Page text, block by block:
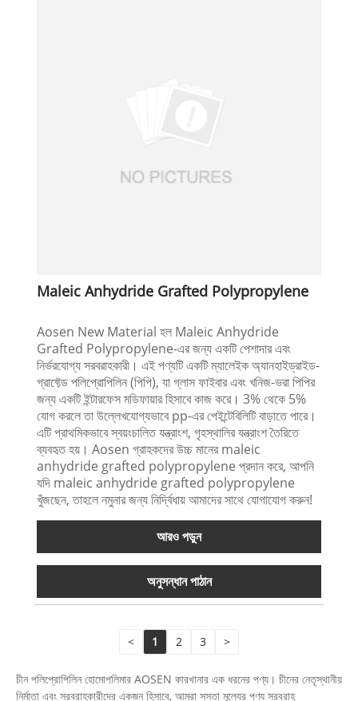
Maleic Anhydride Grafted Polypropylene
Aosen New Material হল Maleic Anhydride
Grafted Polypropylene-এর জন্য একটি পেশাদার এবং
নির্ভরযোগ্য সরবরাহকারী। এই পণ্যটি একটি ম্যালেইক অ্যানহাইড্রাইড-
গ্রাফ্টেড পলিপ্রোপিলিন (পিপি), যা গ্লাস ফাইবার এবং খনিজ-ভরা পিপির
জন্য একটি ইন্টারফেস মডিফায়ার হিসাবে কাজ করে। 3% থেকে 5%
যোগ করলে তা উল্লেখযোগ্যভাবে pp-এর পেইন্টেবিলিটি বাড়াতে পারে।
এটি প্রাথমিকভাবে স্বয়ংচালিত যন্ত্রাংশ, গৃহস্থালির যন্ত্রাংশ তৈরিতে
ব্যবহৃত হয়। Aosen গ্রাহকদের উচ্চ মানের maleic
anhydride grafted polypropylene প্রদান করে, আপনি
যদি maleic anhydride grafted polypropylene
খুঁজছেন, তাহলে নমুনার জন্য নির্দ্বিধায় আমাদের সাথে যোগাযোগ করুন!
আরও পড়ুন
অনুসন্ধান পাঠান
< 1 2 3 >
চীন পলিপ্রোপিলিন হোমোপলিমার AOSEN কারখানার এক ধরনের পণ্য। চীনের নেতৃস্থানীয়
নির্মাতা এবং সরবরাহকারীদের একজন হিসাবে, আমরা সস্তা মূল্যের পণ্য সরবরাহ